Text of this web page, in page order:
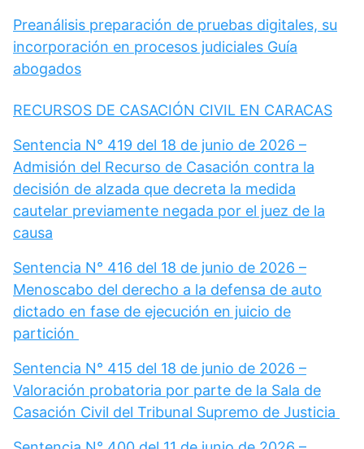
Preanálisis preparación de pruebas digitales, su
incorporación en procesos judiciales Guía
abogados
RECURSOS DE CASACIÓN CIVIL EN CARACAS
Sentencia N° 419 del 18 de junio de 2026 –
Admisión del Recurso de Casación contra la
decisión de alzada que decreta la medida
cautelar previamente negada por el juez de la
causa
Sentencia N° 416 del 18 de junio de 2026 –
Menoscabo del derecho a la defensa de auto
dictado en fase de ejecución en juicio de
partición
Sentencia N° 415 del 18 de junio de 2026 –
Valoración probatoria por parte de la Sala de
Casación Civil del Tribunal Supremo de Justicia